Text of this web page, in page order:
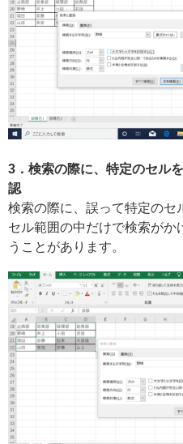
3．検索の際に、特定のセル
認
検索の際に、誤って特定のセ
セル範囲の中だけで検索がか
うことがあります。